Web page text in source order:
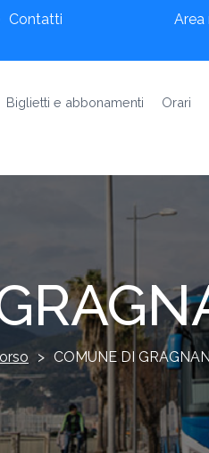
Contatti Area
Biglietti e abbonamenti Orari
> COMUNE DI